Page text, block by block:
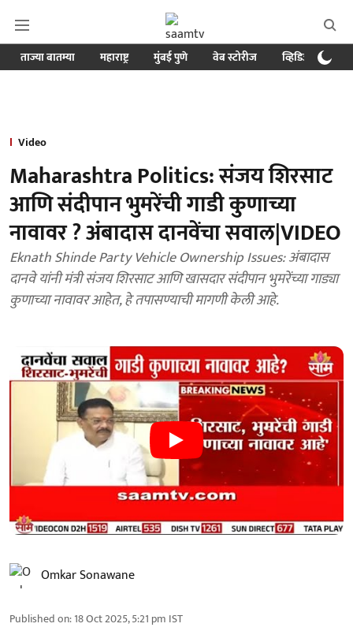
ताज्या बातम्या महाराष्ट्र मुंबई पुणे वेब स्टोरीज व्हिडिओ
Video
Maharashtra Politics: संजय शिरसाट
आणि संदीपान भुमरेंची गाडी कुणाच्या
नावावर ? अंबादास दानवेंचा सवाल|VIDEO
Eknath Shinde Party Vehicle Ownership Issues: अंबादास
दानवे यांनी मंत्री संजय शिरसाट आणि खासदार संदीपान भुमरेंच्या गाड्या
कुणाच्या नावावर आहेत, हे तपासण्याची मागणी केली आहे.
Omkar Sonawane
Published on:18 Oct 2025, 5:21 pm IST